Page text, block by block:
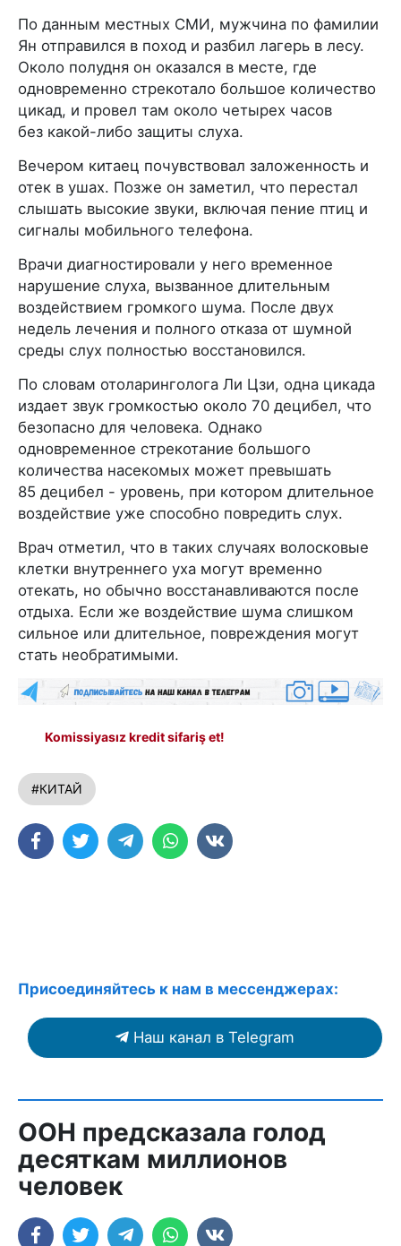
По данным местных СМИ, мужчина по фамилии
Ян отправился в поход и разбил лагерь в лесу.
Около полудня он оказался в месте, где
одновременно стрекотало большое количество
цикад, и провел там около четырех часов
без какой-либо защиты слуха.
Вечером китаец почувствовал заложенность и
отек в ушах. Позже он заметил, что перестал
слышать высокие звуки, включая пение птиц и
сигналы мобильного телефона.
Врачи диагностировали у него временное
нарушение слуха, вызванное длительным
воздействием громкого шума. После двух
недель лечения и полного отказа от шумной
среды слух полностью восстановился.
По словам отоларинголога Ли Цзи, одна цикада
издает звук громкостью около 70 децибел, что
безопасно для человека. Однако
одновременное стрекотание большого
количества насекомых может превышать
85 децибел - уровень, при котором длительное
воздействие уже способно повредить слух.
Врач отметил, что в таких случаях волосковые
клетки внутреннего уха могут временно
отекать, но обычно восстанавливаются после
отдыха. Если же воздействие шума слишком
сильное или длительное, повреждения могут
стать необратимыми.
Komissiyasız kredit sifariş et!
#КИТАЙ
Присоединяйтесь к нам в мессенджерах:
Наш канал в Telegram
ООН предсказала голод
десяткам миллионов
человек